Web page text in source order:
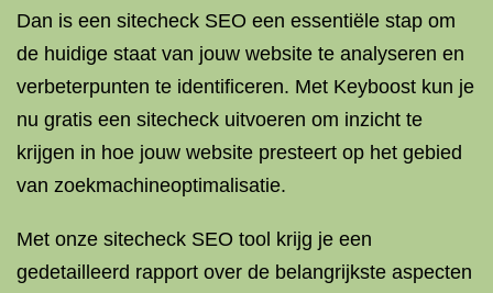
Dan is een sitecheck SEO een essentiële stap om
de huidige staat van jouw website te analyseren en
verbeterpunten te identificeren. Met Keyboost kun je
nu gratis een sitecheck uitvoeren om inzicht te
krijgen in hoe jouw website presteert op het gebied
van zoekmachineoptimalisatie.
Met onze sitecheck SEO tool krijg je een
gedetailleerd rapport over de belangrijkste aspecten